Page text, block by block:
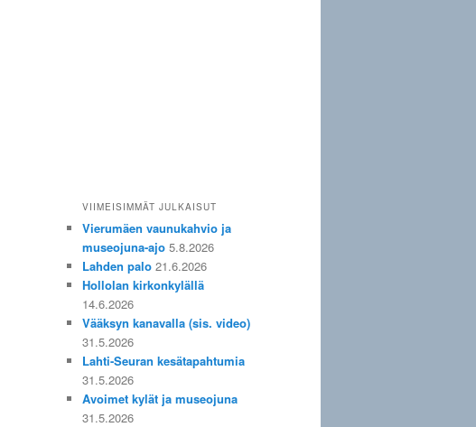
VIIMEISIMMÄT JULKAISUT
Vierumäen vaunukahvio ja
museojuna-ajo 5.8.2026
Lahden palo 21.6.2026
Hollolan kirkonkylällä
14.6.2026
Vääksyn kanavalla (sis. video)
31.5.2026
Lahti-Seuran kesätapahtumia
31.5.2026
Avoimet kylät ja museojuna
31.5.2026